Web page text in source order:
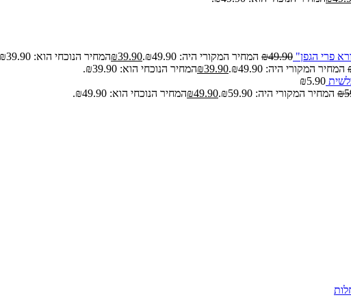
פרי הגפן" ₪49.90 המחיר המקורי היה: ₪49.90. ₪39.90
המחיר הנוכחי הוא: ₪39.90.
המחיר המקורי היה: ₪49.90. ₪39.90
המחיר הנוכחי הוא: ₪39.90.
₪5.90
₪ המחיר המקורי היה: ₪59.90. ₪49.90
המחיר הנוכחי הוא: ₪49.90.